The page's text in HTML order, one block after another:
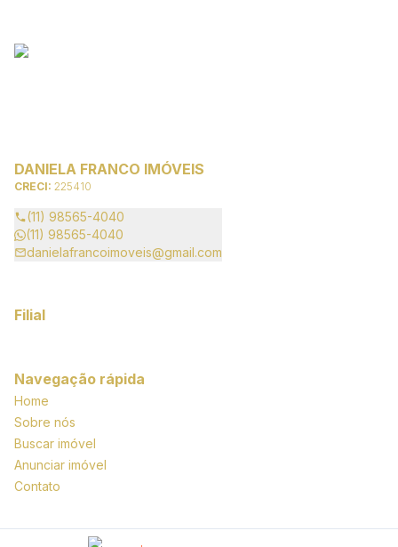
DANIELA FRANCO IMÓVEIS
CRECI: 225410
(11) 98565-4040
(11) 98565-4040
danielafrancoimoveis@gmail.com
Filial
Navegação rápida
Home
Sobre nós
Buscar imóvel
Anunciar imóvel
Contato